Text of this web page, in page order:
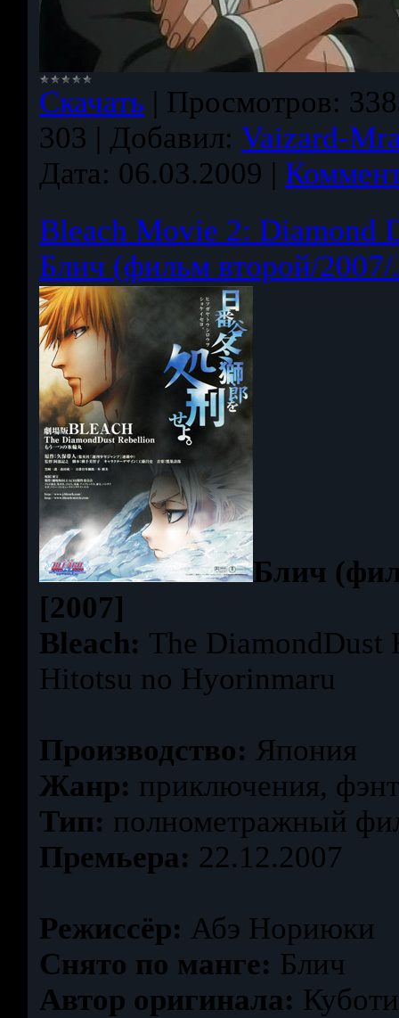
Скачать | Просмотров:
303 | Добавил: Vaizard-
Дата: 06.03.2009 |
Bleach Movie 2: Diamond
Блич (фильм второй/
Блич
[2007]
Bleach: The DiamondDust
Hitotsu no Hyorinmaru
Производство: Япония
Жанр: приключения,
Тип: полнометражный
Премьера: 22.12.2007
Режиссёр: Абэ Нориюки
Снято по манге: Блич
Автор оригинала: